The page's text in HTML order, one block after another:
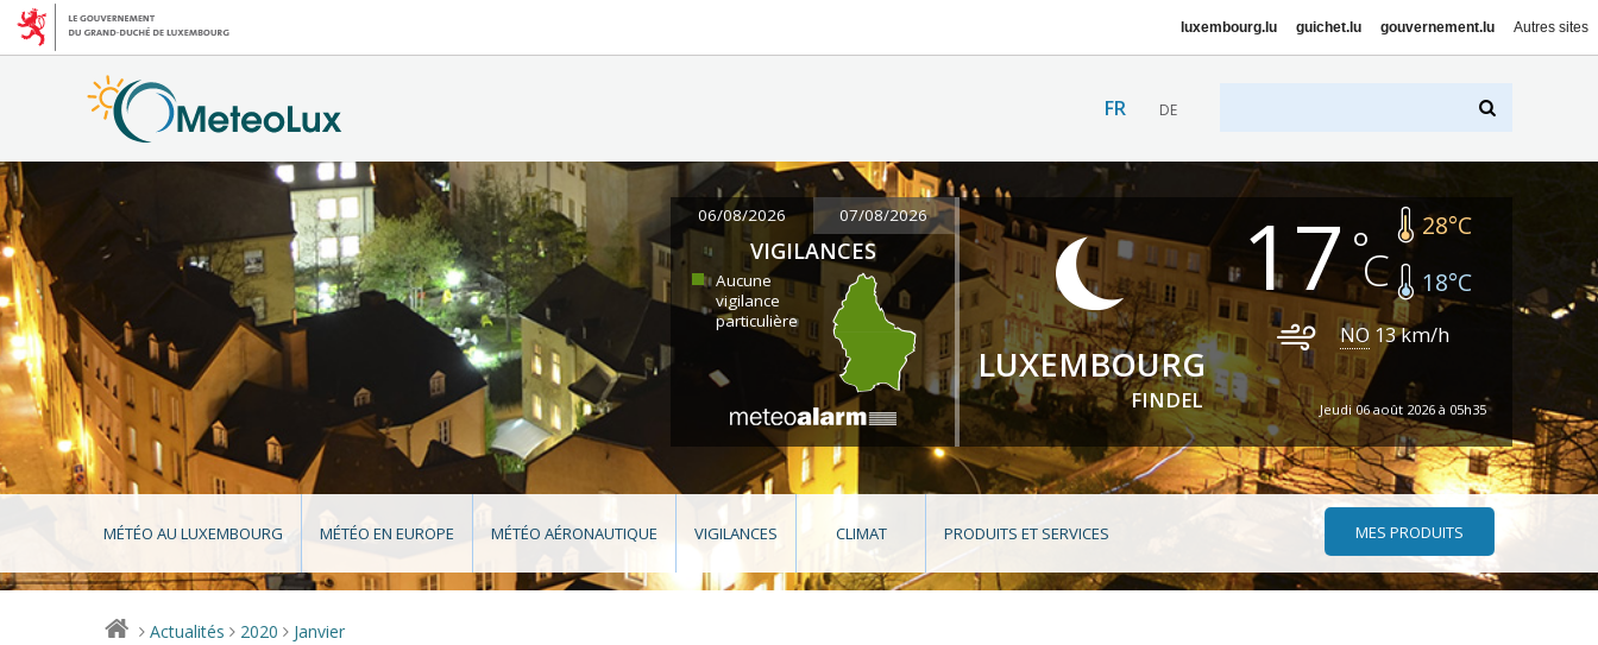
luxembourg.lu guichet.lu gouvernement.lu Autres sites
FR DE
06/08/2026 07/08/2026
VIGILANCES
Aucune
vigilance
particulière
LUXEMBOURG
FINDEL
17 28°C
18°C
NO 13km/h
Jeudi 06 août 2026 à 05h35
MÉTÉO AU LUXEMBOURG MÉTÉO EN EUROPE MÉTÉO AÉRONAUTIQUE VIGILANCES CLIMAT PRODUITS ET SERVICES MES PRODUITS
> Actualités > 2020 > Janvier